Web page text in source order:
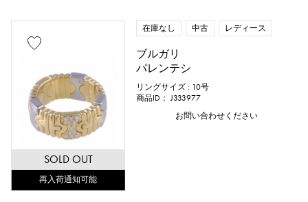
SOLD OUT
再入荷通知可能
在庫なし 中古 レディース
ブルガリ
パレンテシ
リングサイズ : 10号
商品ID： J333977
お問い合わせください